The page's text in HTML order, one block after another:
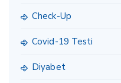
Check-Up
Covid-19 Testi
Diyabet